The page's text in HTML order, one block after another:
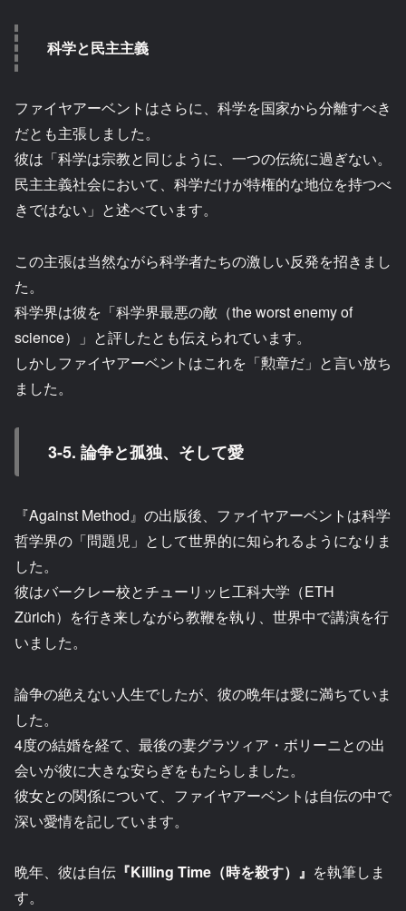
科学と民主主義
ファイヤアーベントはさらに、科学を国家から分離すべき
だとも主張しました。
彼は「科学は宗教と同じように、一つの伝統に過ぎない。
民主主義社会において、科学だけが特権的な地位を持つべ
きではない」と述べています。
この主張は当然ながら科学者たちの激しい反発を招きまし
た。
科学界は彼を「科学界最悪の敵（the worst enemy of
science）」と評したとも伝えられています。
しかしファイヤアーベントはこれを「勲章だ」と言い放ち
ました。
3-5. 論争と孤独、そして愛
『Against Method』の出版後、ファイヤアーベントは科学
哲学界の「問題児」として世界的に知られるようになりま
した。
彼はバークレー校とチューリッヒ工科大学（ETH
Zürich）を行き来しながら教鞭を執り、世界中で講演を行
いました。
論争の絶えない人生でしたが、彼の晩年は愛に満ちていま
した。
4度の結婚を経て、最後の妻グラツィア・ボリーニとの出
会いが彼に大きな安らぎをもたらしました。
彼女との関係について、ファイヤアーベントは自伝の中で
深い愛情を記しています。
晩年、彼は自伝 『Killing Time（時を殺す）』 を執筆しま
す。